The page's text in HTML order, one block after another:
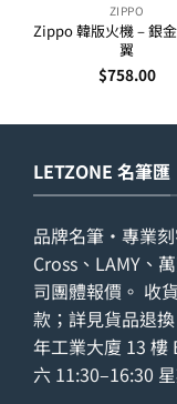
ZIPPO
Zippo 韓版火機 – 銀
翼
$758.00
LETZONE 名筆匯
品牌名筆・專業
Cross、LAMY、
司團體報價。 收
款；詳見貨品退換
年工業大廈 13 樓
六 11:30–16:30